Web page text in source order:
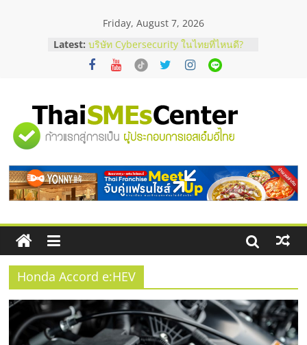
Friday, August 7, 2026
Latest:
ร้านเครื่องเสียงคุณภาพสูง พร้อม
โซลูชันระบบภาพและเสียง
บริษัท Cybersecurity ในไทยที่ไหนดี?
อยากหาเงินทุน เพิ่มสภาพคล่องให้ธุรกิจ
เริ่มยังไงให้ผ่านฉลุย
สัมมนาออนไลน์ โอกาสบริหารสถานี
บริการน้ำมัน Shell
ThaiFranchise Meet Up จับคู่แฟรน
ไชส์ ครั้งที่ 8
"ศูนย์
รวม
ข้อมูล
ธุรกิจ
SME
แห่ง
Honda Accord e:HEV